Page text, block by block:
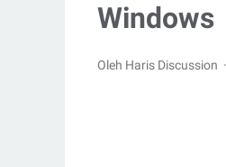
Windows
Oleh Haris Discussion